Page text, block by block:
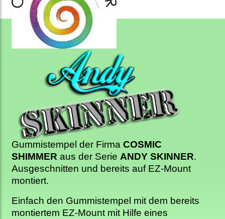
Gummistempel der Firma COSMIC
SHIMMER aus der Serie ANDY SKINNER.
Ausgeschnitten und bereits auf EZ-Mount
montiert.
Einfach den Gummistempel mit dem bereits
montiertem EZ-Mount mit Hilfe eines